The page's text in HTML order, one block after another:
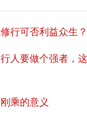
行可否利益众生？
人要做个强者，
乘的意义